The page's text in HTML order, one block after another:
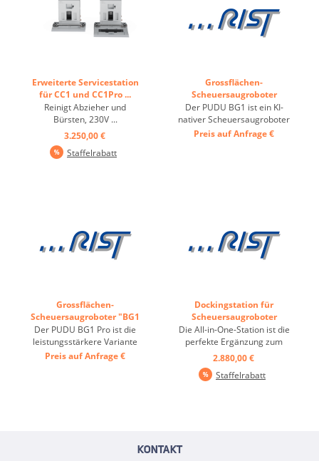
Erweiterte Servicestation
für CC1 und CC1Pro ...
Reinigt Abzieher und
Bürsten, 230V ...
3.250,00 €
Staffelrabatt
Grossflächen-
Scheuersaugroboter
"BG1" ...
Der PUDU BG1 ist ein KI-
nativer Scheuersaugroboter
für die professionelle
Echtzeit ...
Preis auf Anfrage€
Grossflächen-
Scheuersaugroboter "BG1
PRO" ...
Der PUDU BG1 Pro ist die
leistungsstärkere Variante
der BG1-Serie – entwickelt
Preis auf Anfrage€
Dockingstation für
Scheuersaugroboter
"BG1" & "BG1 PRO" ...
Die All-in-One-Station ist die
perfekte Ergänzung zum
PUDU BG1 und BG1 Pro
und macht den
Reinigungsroboter zur
geschlossenen Kreislauf ...
2.880,00 €
Staffelrabatt
KONTAKT